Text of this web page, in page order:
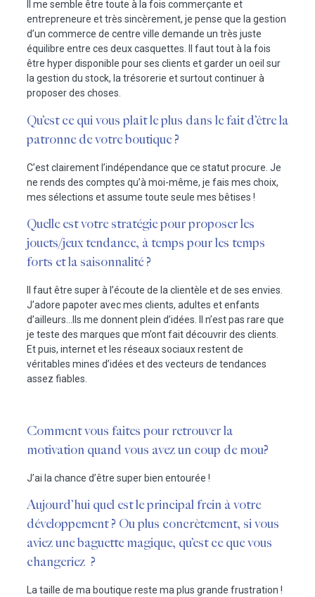
Il me semble être toute à la fois commerçante et
entrepreneure et très sincèrement, je pense que la gestion
d’un commerce de centre ville demande un très juste
équilibre entre ces deux casquettes. Il faut tout à la fois
être hyper disponible pour ses clients et garder un oeil sur
la gestion du stock, la trésorerie et surtout continuer à
proposer des choses.
Qu’est ce qui vous plaît le plus dans le fait d’être la
patronne de votre boutique ?
C’est clairement l’indépendance que ce statut procure. Je
ne rends des comptes qu’à moi-même, je fais mes choix,
mes sélections et assume toute seule mes bêtises !
Quelle est votre stratégie pour proposer les
jouets/jeux tendance, à temps pour les temps
forts et la saisonnalité ?
Il faut être super à l’écoute de la clientèle et de ses envies.
J’adore papoter avec mes clients, adultes et enfants
d’ailleurs…Ils me donnent plein d’idées. Il n’est pas rare que
je teste des marques que m’ont fait découvrir des clients.
Et puis, internet et les réseaux sociaux restent de
véritables mines d’idées et des vecteurs de tendances
assez fiables.
Comment vous faites pour retrouver la
motivation quand vous avez un coup de mou?
J’ai la chance d’être super bien entourée !
Aujourd’hui quel est le principal frein à votre
développement ? Ou plus concrètement, si vous
aviez une baguette magique, qu’est ce que vous
changeriez ?
La taille de ma boutique reste ma plus grande frustration !